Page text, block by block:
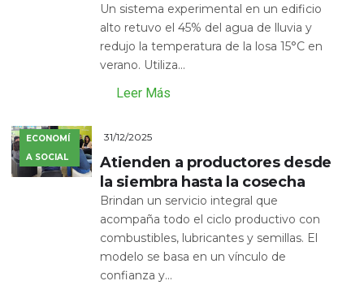
Un sistema experimental en un edificio
alto retuvo el 45% del agua de lluvia y
redujo la temperatura de la losa 15°C en
verano. Utiliza...
Leer Más
ECONOMÍ
A SOCIAL
31/12/2025
Atienden a productores desde
la siembra hasta la cosecha
Brindan un servicio integral que
acompaña todo el ciclo productivo con
combustibles, lubricantes y semillas. El
modelo se basa en un vínculo de
confianza y...